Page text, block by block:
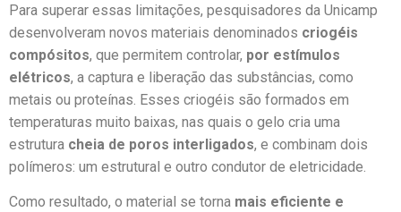
Para superar essas limitações, pesquisadores da Unicamp
desenvolveram novos materiais denominados criogéis
compósitos, que permitem controlar, por estímulos
elétricos, a captura e liberação das substâncias, como
metais ou proteínas. Esses criogéis são formados em
temperaturas muito baixas, nas quais o gelo cria uma
estrutura cheia de poros interligados, e combinam dois
polímeros: um estrutural e outro condutor de eletricidade.
Como resultado, o material se torna mais eficiente e